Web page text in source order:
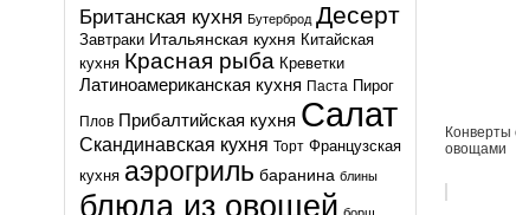
Британская кухня Бутерброд Десерт
Завтраки Итальянская кухня Китайская
кухня Красная рыба Креветки
Латиноамериканская кухня Паста Пирог
Плов Прибалтийская кухня Салат
Скандинавская кухня Торт Французская
кухня аэрогриль баранина блины
блюда из овощей
Конверты
овощами